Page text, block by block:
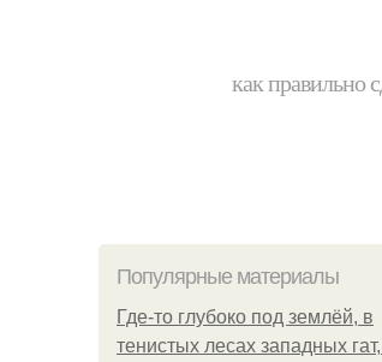
как правильно
Популярные материалы
Где-то глубоко под землёй, в
тенистых лесах западных